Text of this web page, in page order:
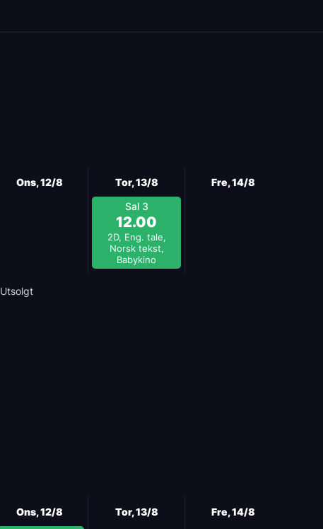
Ons, 12/8
Tor, 13/8
Sal 3
12.00
2D, Eng. tale,
Norsk tekst,
Babykino
Fre, 14/8
Utsolgt
Ons, 12/8
Tor, 13/8 Fre, 14/8